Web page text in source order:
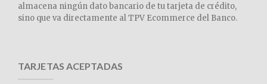
almacena ningún dato bancario de tu tarjeta de crédito,
sino que va directamente al TPV Ecommerce del Banco.
TARJETAS ACEPTADAS